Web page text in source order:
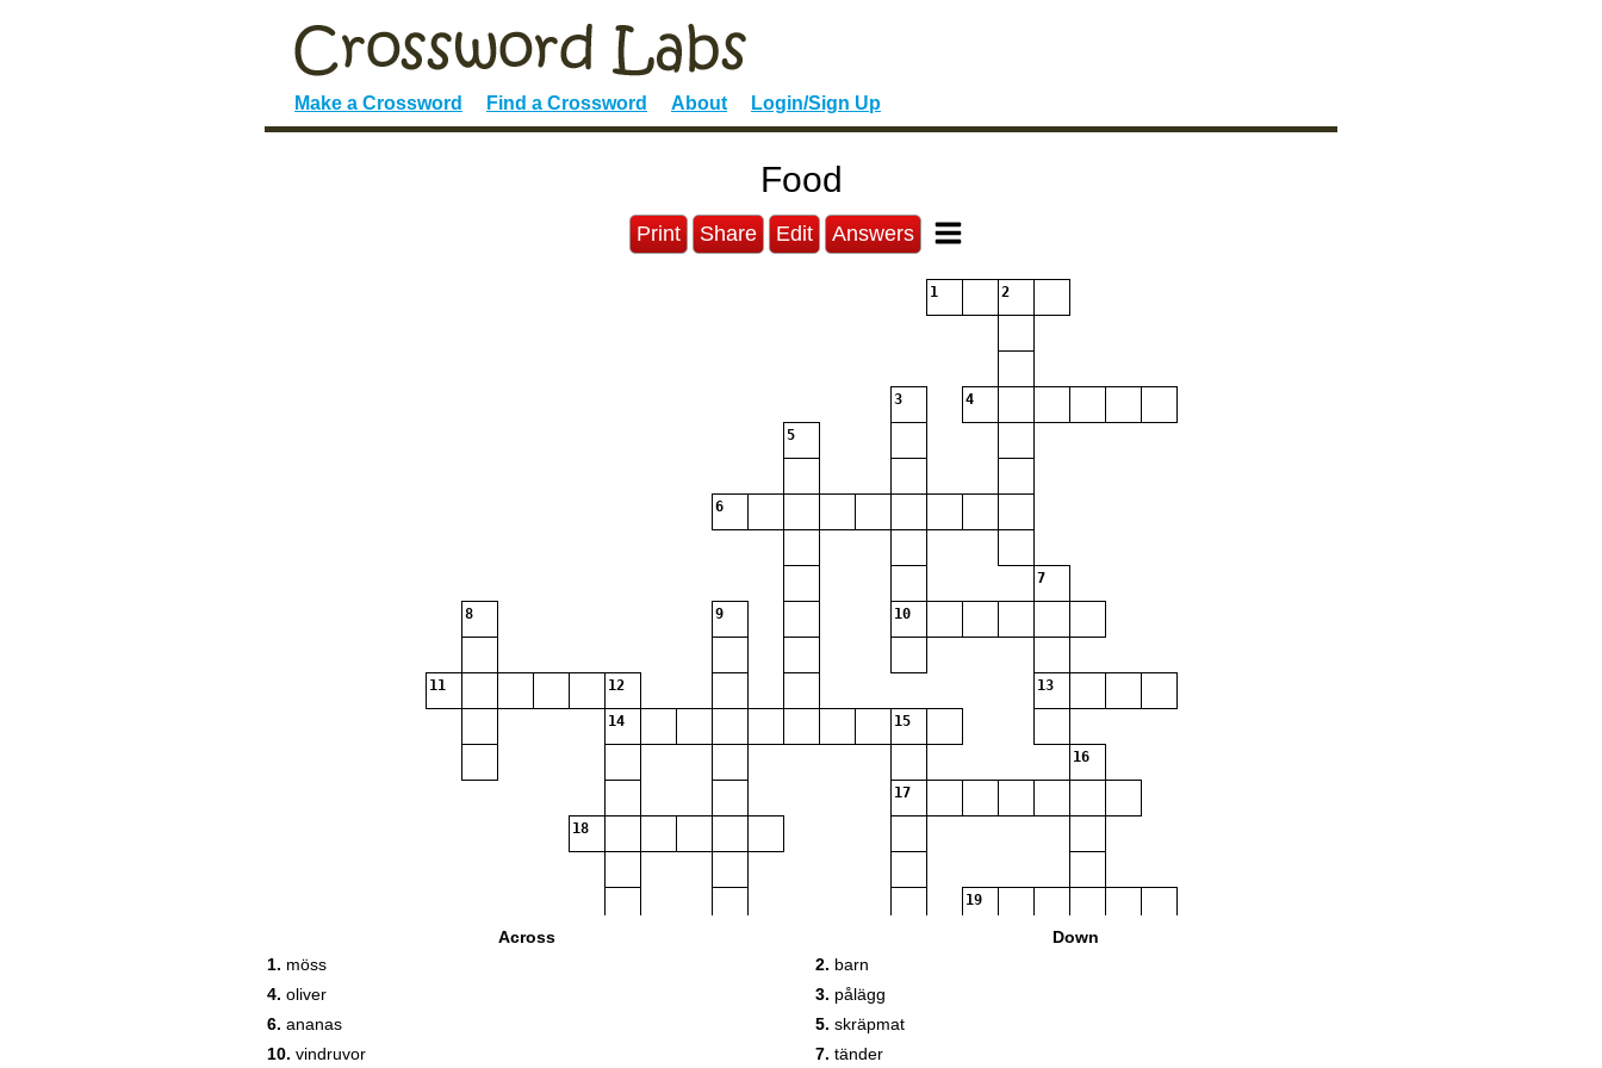
Make a Crossword Find a Crossword About Login/Sign Up
Food
Print Share Edit Answers
1 2
3 4
5
6
7
8 9 10
11 12 13
14 15
16
17
18
19
20
Across
1. möss
4. oliver
6. ananas
10. vindruvor
Down
2. barn
3. pålägg
5. skräpmat
7. tänder